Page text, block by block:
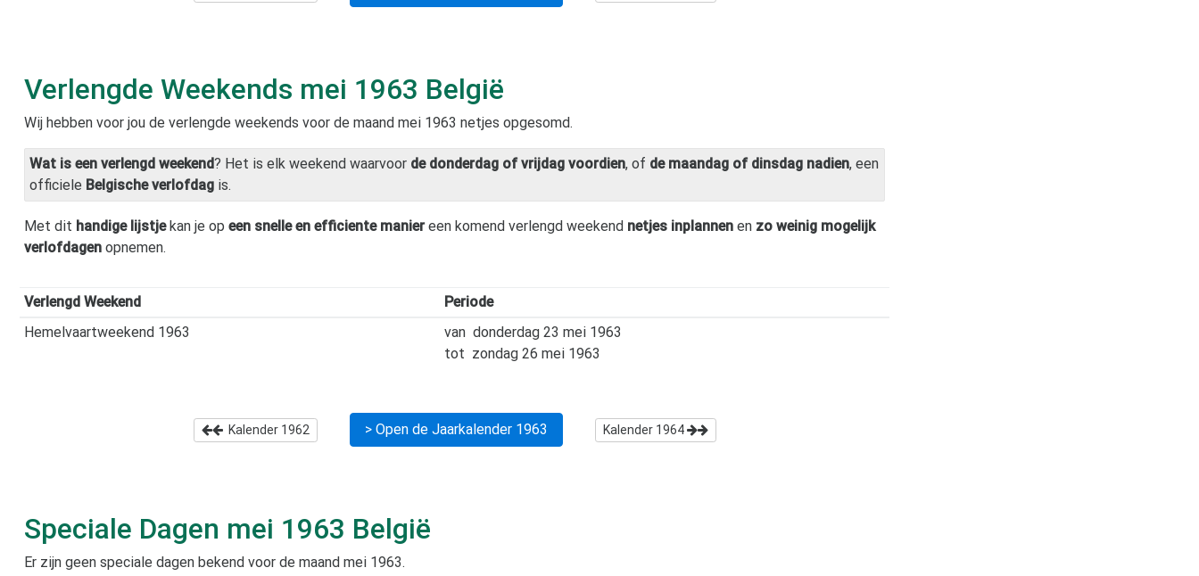
Verlengde Weekends mei 1963 België
Wij hebben voor jou de verlengde weekends voor de maand mei 1963 netjes opgesomd.
Wat is een verlengd weekend? Het is elk weekend waarvoor de donderdag of vrijdag voordien, of de maandag of dinsdag nadien, een
officiele Belgische verlofdag is.
Met dit handige lijstjekan je op een snelle en efficiente maniereen komend verlengd weekend netjes inplannen en zo weinig mogelijk
verlofdagen opnemen.
Verlengd Weekend
Periode
Hemelvaartweekend 1963
van donderdag 23 mei 1963
tot zondag 26 mei 1963
Kalender 1962 > Open de Jaarkalender 1963 Kalender 1964
Speciale Dagen mei 1963 België
Er zijn geen speciale dagen bekend voor de maand mei 1963.